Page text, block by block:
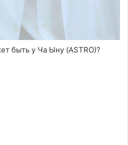
быть у Ча Ыну (ASTRO)?